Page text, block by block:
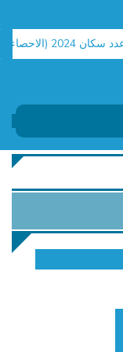
العام للسكان والسكنى)